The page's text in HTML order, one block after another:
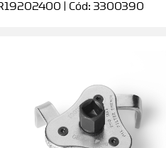
| Cód: 3300390